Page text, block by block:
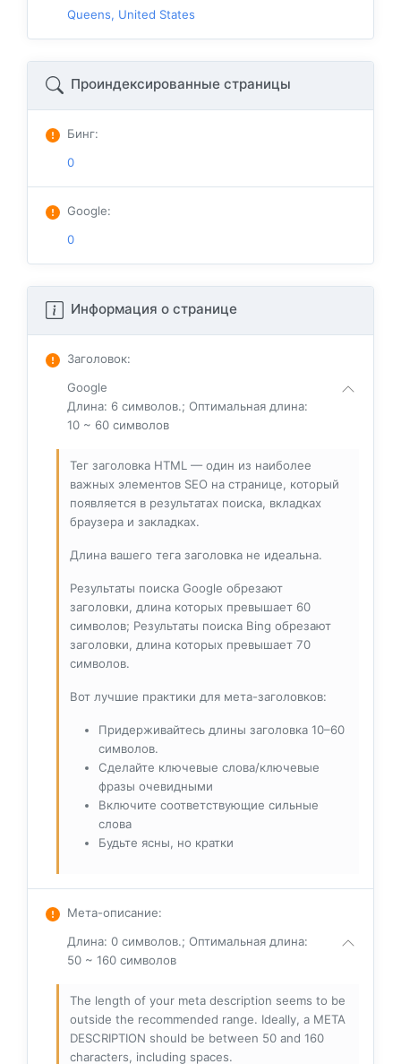
Queens, United States
Проиндексированные страницы
Бинг:
0
Google:
0
Информация о странице
Заголовок:
Google
Длина: 6 символов.; Оптимальная длина:
10 ~ 60 символов
Тег заголовка HTML — один из наиболее
важных элементов SEO на странице, который
появляется в результатах поиска, вкладках
браузера и закладках.
Длина вашего тега заголовка не идеальна.
Результаты поиска Google обрезают
заголовки, длина которых превышает 60
символов; Результаты поиска Bing обрезают
заголовки, длина которых превышает 70
символов.
Вот лучшие практики для мета-заголовков:
Придерживайтесь длины заголовка 10–60
символов.
Сделайте ключевые слова/ключевые
фразы очевидными
Включите соответствующие сильные
слова
Будьте ясны, но кратки
Мета-описание:
Длина: 0 символов.; Оптимальная длина:
50 ~ 160 символов
The length of your meta description seems to be
outside the recommended range. Ideally, a META
DESCRIPTION should be between 50 and 160
characters, including spaces.